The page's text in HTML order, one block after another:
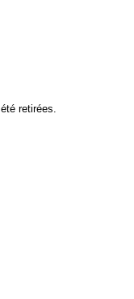
retirées.